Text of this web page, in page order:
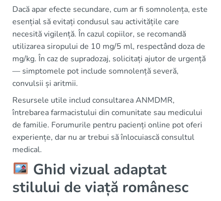
Dacă apar efecte secundare, cum ar fi somnolența, este
esențial să evitați condusul sau activitățile care
necesită vigilență. În cazul copiilor, se recomandă
utilizarea siropului de 10 mg/5 ml, respectând doza de
mg/kg. În caz de supradozaj, solicitați ajutor de urgență
— simptomele pot include somnolență severă,
convulsii și aritmii.
Resursele utile includ consultarea ANMDMR,
întrebarea farmacistului din comunitate sau medicului
de familie. Forumurile pentru pacienți online pot oferi
experiențe, dar nu ar trebui să înlocuiască consultul
medical.
Ghid vizual adaptat
stilului de viață românesc